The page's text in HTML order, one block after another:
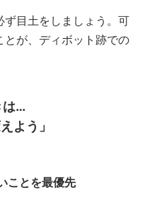
ず目土をしましょう。可
が、ディボット跡での
は…
よう」
ことを最優先